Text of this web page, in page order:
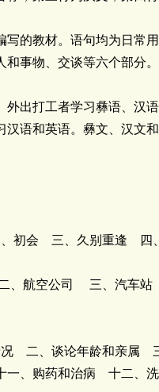
教材。语句均为日常用
事物、交谈等六个部分。
打工者学习彝语、汉
语和英语。彝文、汉文
初会 三、久别重逢 四
航空公司 三、汽车
二、谈论年龄和亲属
购药和治病 十二、洗